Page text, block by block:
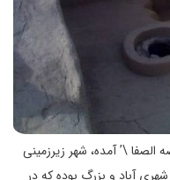
الصفا \’ آمده، شهر زيرزمينی
آباد و بزرگ بوده كه در